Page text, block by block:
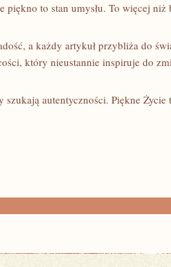
piękno to stan umysłu. To więcej
a każdy artykuł przybliża do
który nieustannie inspiruje do
autentyczności. Piękne